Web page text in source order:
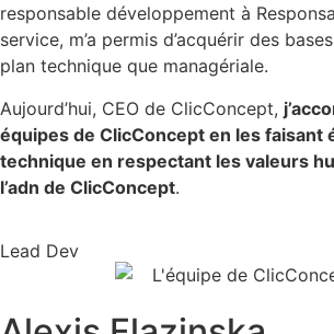
responsable développement à
service, m’a permis d’acquérir des
plan technique que managériale.
Aujourd’hui, CEO de ClicConcept,
équipes de ClicConcept en les faisant
technique en respectant les valeurs
l’adn de ClicConcept.
Lead Dev